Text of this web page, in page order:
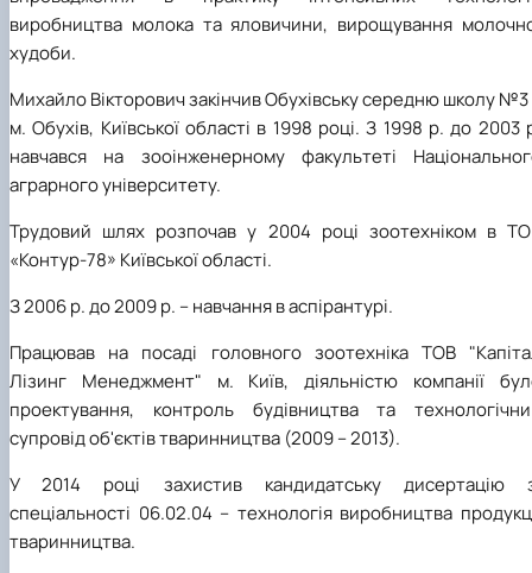
виробництва молока та яловичини, вирощування
худоби.
Михайло Вікторович закінчив Обухівську середню школу №3
м. Обухів, Київської області в 1998 році. З 1998 р. до 2003
навчався на зооінженерному факультеті
аграрного університету.
Трудовий шлях розпочав у 2004 році зоотехніком в
«Контур-78» Київської області.
З 2006 р. до 2009 р. – навчання в аспірантурі.
Працював на посаді головного зоотехніка ТОВ
Лізинг Менеджмент" м. Київ, діяльністю компанії
проектування, контроль будівництва та
супровід об'єктів тваринництва (2009 – 2013).
У 2014 році захистив кандидатську дисертацію
спеціальності 06.02.04 – технологія виробництва
тваринництва.